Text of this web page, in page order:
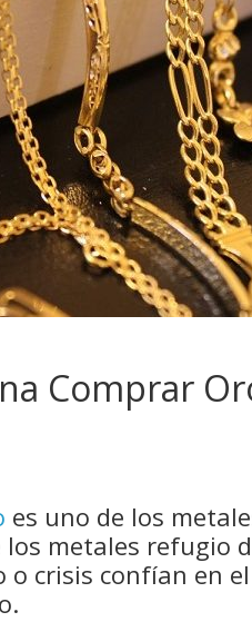
Comprar
es uno de los
metales refugio
o crisis confían en